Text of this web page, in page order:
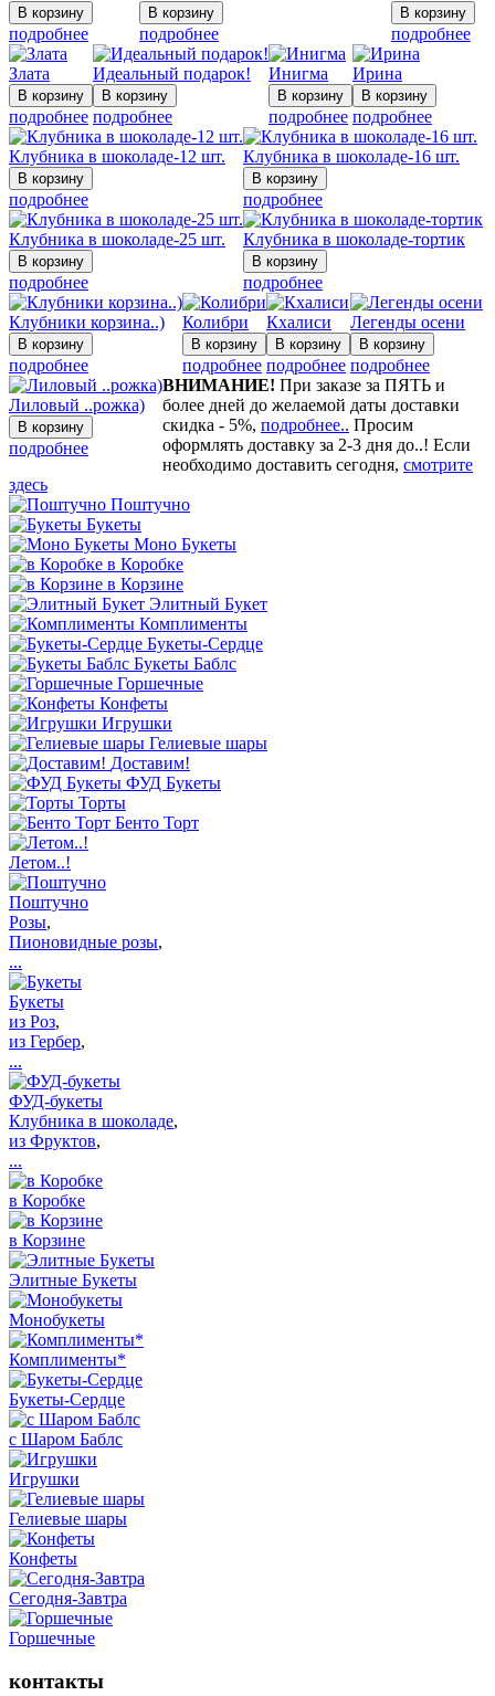
подробнее подробнее подробнее
Злата
подробнее
Идеальный подарок!
подробнее
Инигма
подробнее
Ирина
подробнее
Клубника в шоколаде-12 шт.
подробнее
Клубника в шоколаде-16 шт.
подробнее
Клубника в шоколаде-25 шт.
подробнее
Клубника в шоколаде-тортик
подробнее
Клубники корзина..)
подробнее
Колибри
подробнее
Кхалиси
подробнее
Легенды осени
подробнее
Лиловый ..рожка)
подробнее
ВНИМАНИЕ! При заказе за ПЯТЬ и
более дней до желаемой даты доставки
скидка - 5%, подробнее.. Просим
оформлять доставку за 2-3 дня до..! Если
необходимо доставить сегодня, смотрите
здесь
Поштучно
Букеты
Моно Букеты
в Коробке
в Корзине
Элитный Букет
Комплименты
Букеты-Сердце
Букеты Баблс
Горшечные
Конфеты
Игрушки
Гелиевые шары
Доставим!
ФУД Букеты
Торты
Бенто Торт
Летом..!
Поштучно
Розы,
Пионовидные розы,
...
Букеты
из Роз,
из Гербер,
...
ФУД-букеты
Клубника в шоколаде,
из Фруктов,
...
в Коробке
в Корзине
Элитные Букеты
Монобукеты
Комплименты*
Букеты-Сердце
с Шаром Баблс
Игрушки
Гелиевые шары
Конфеты
Сегодня-Завтра
Горшечные
контакты